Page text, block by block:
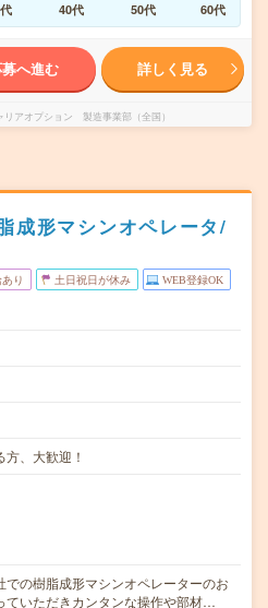
40代 50代 60代
へ進む 詳しく見る
リアオプション 製造事業部（全国）
成形マシンオペレータ/
り 土日祝日が休み WEB登録OK
、大歓迎！
での樹脂成形マシンオペレーターのお
ていただきカンタンな操作や部材…